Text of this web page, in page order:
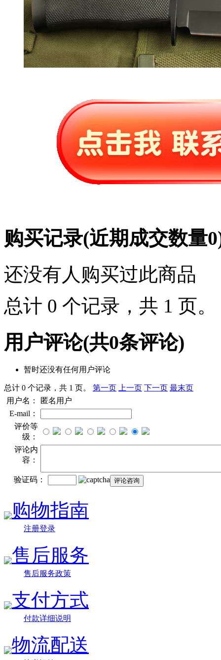
购买记录(近期成交数量0
还没有人购买过此商品
总计 0 个记录，共 1 页。
用户评论(共0条评论)
暂时还没有任何用户评论
总计 0 个记录，共 1 页。 第一页 上一页 下一页 最末页
用户名：
匿名用户
E-mail：
评价等
级：
评论内
容：
验证码：
购物指南
注册登录
售后服务
售后服务政策
支付方式
付款详细说明
物流配送